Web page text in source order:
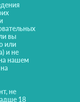
вы
или
и не
нашем
не
18